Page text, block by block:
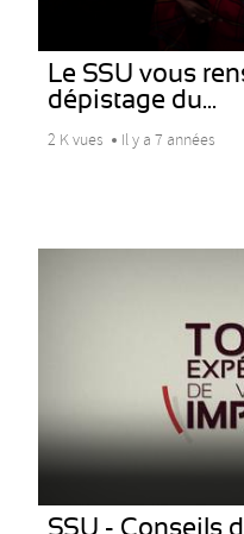
Le SSU vous
dépistage du...
2 K vues Il y a 7 années
SSU - Conseils